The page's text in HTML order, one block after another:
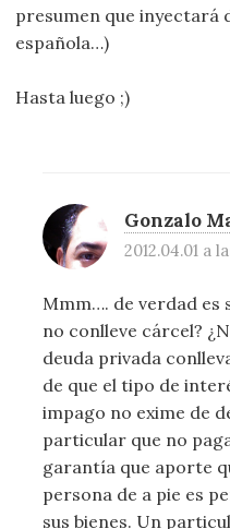
presumen que inyectará
española…)
Hasta luego ;)
Gonzalo
2012.04.01 a
Mmm…. de verdad es
no conlleve cárcel?
deuda privada
de que el tipo de
impago no exime de
particular que no
garantía que aporte
persona de a pie es
sus bienes. Un